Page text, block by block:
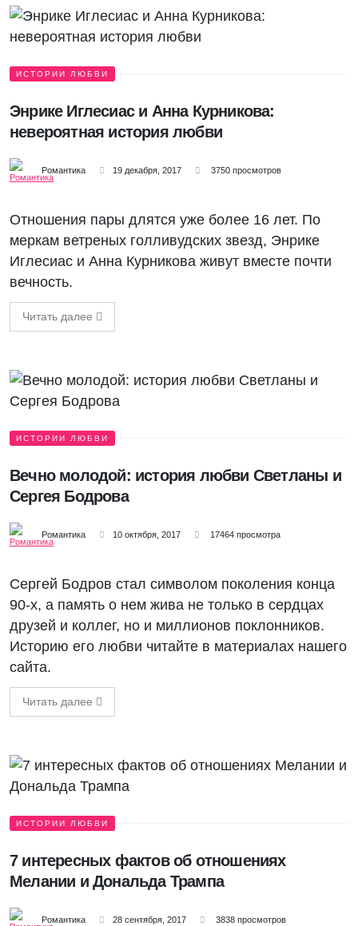
ИСТОРИИ ЛЮБВИ
Энрике Иглесиас и Анна Курникова:
невероятная история любви
Романтика 19 декабря, 2017 3750 просмотров
Отношения пары длятся уже более 16 лет. По
меркам ветреных голливудских звезд, Энрике
Иглесиас и Анна Курникова живут вместе почти
вечность.
Читать далее
ИСТОРИИ ЛЮБВИ
Вечно молодой: история любви Светланы и
Сергея Бодрова
Романтика 10 октября, 2017 17464 просмотра
Сергей Бодров стал символом поколения конца
90-х, а память о нем жива не только в сердцах
друзей и коллег, но и миллионов поклонников.
Историю его любви читайте в материалах нашего
сайта.
Читать далее
ИСТОРИИ ЛЮБВИ
7 интересных фактов об отношениях
Мелании и Дональда Трампа
Романтика 28 сентября, 2017 3838 просмотров